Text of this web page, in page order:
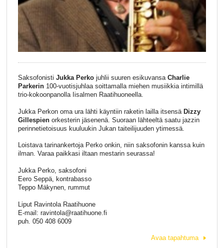
Saksofonisti Jukka Perkojuhlii suuren esikuvansa Charlie
Parkerin100-vuotisjuhlaa soittamalla miehen musiikkia intimillä
trio-kokoonpanolla Iisalmen Raatihuoneella.
Jukka Perkon oma ura lähti käyntiin raketin lailla itsensä Dizzy
Gillespienorkesterin jäsenenä. Suoraan lähteeltä saatu jazzin
perinnetietoisuus kuuluukin Jukan taiteilijuuden ytimessä.
Loistava tarinankertoja Perko onkin, niin saksofonin kanssa kuin
ilman. Varaa paikkasi iltaan mestarin seurassa!
Jukka Perko, saksofoni
Eero Seppä, kontrabasso
Teppo Mäkynen, rummut
Liput Ravintola Raatihuone
E-mail: ravintola@raatihuone.fi
puh. 050 408 6009
Avaa tapahtuma